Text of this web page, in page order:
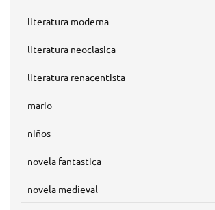
literatura moderna
literatura neoclasica
literatura renacentista
mario
niños
novela fantastica
novela medieval